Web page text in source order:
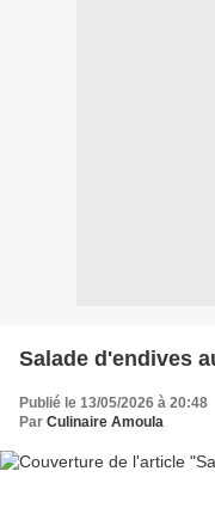
Salade d'endives
Publié le 13/05/2026 à 20:48
Par Culinaire Amoula